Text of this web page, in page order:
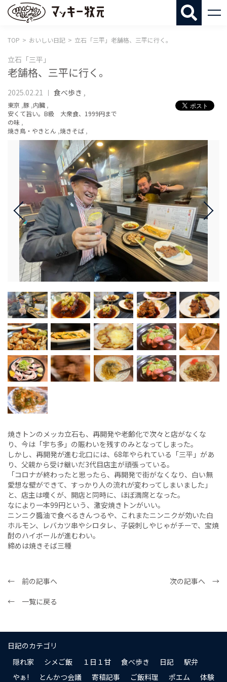
TOP おいしい日記 立石「三平」老舗格、三平に行く。
立石「三平」
老舗格、三平に行く。
2025.02.21 食べ歩き ,
東京 ,豚 ,内臓 ,
安くて旨い。B級 大衆食、1999円まで
の味 ,
焼き鳥・やきとん ,焼きそば ,
焼きトンのメッカ立石も、再開発や老齢化で次々と店がなくな
り、今は「宇ち多」の賑わいを残すのみとなってしまった。
しかし、再開発が進む北口には、68年やられている「三平」があ
り、父親から受け継いだ3代目店主が頑張っている。
「コロナが終わったと思ったら、再開発で街がなくなり、白い無
愛想な壁ができて、すっかり人の流れが変わってしまいました」
と、店主は嘆くが、開店と同時に、ほぼ満席となった。
なにより一本99円という、激安焼きトンがいい。
ニンニク醬油で食べるきんつるや、これまたニンニクが効いた白
ホルモン、レバカツ串やシロタレ、子袋刺しやじゃがチーで、宝焼
酎のハイボールが進むわい。
締めは焼きそば三種
← 前の記事へ
次の記事へ →
← 一覧に戻る
日記のカテゴリ
隠れ家
シメご飯 １日１甘 食べ歩き 日記
駅弁
やぁ!
とんかつ会議 寄稿記事 ご飯料理 ポエム 体験